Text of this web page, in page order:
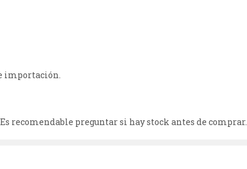
importación.
recomendable preguntar si hay stock antes de comprar.